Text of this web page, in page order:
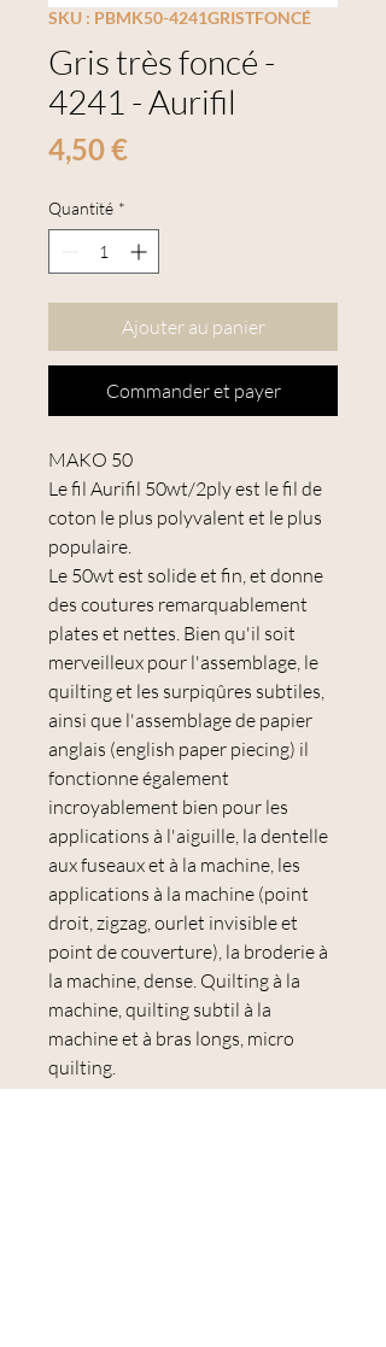
SKU : PBMK50-4241GRISTFONCÉ
Gris très foncé -
4241 - Aurifil
4,50 €Prix
Quantité *
Ajouter au panier
Commander et payer
MAKO 50
Le fil Aurifil 50wt/2ply est le fil de
coton le plus polyvalent et le plus
populaire.
Le 50wt est solide et fin, et donne
des coutures remarquablement
plates et nettes. Bien qu'il soit
merveilleux pour l'assemblage, le
quilting et les surpiqûres subtiles,
ainsi que l'assemblage de papier
anglais (english paper piecing) il
fonctionne également
incroyablement bien pour les
applications à l'aiguille, la dentelle
aux fuseaux et à la machine, les
applications à la machine (point
droit, zigzag, ourlet invisible et
point de couverture), la broderie à
la machine, dense. Quilting à la
machine, quilting subtil à la
machine et à bras longs, micro
quilting.